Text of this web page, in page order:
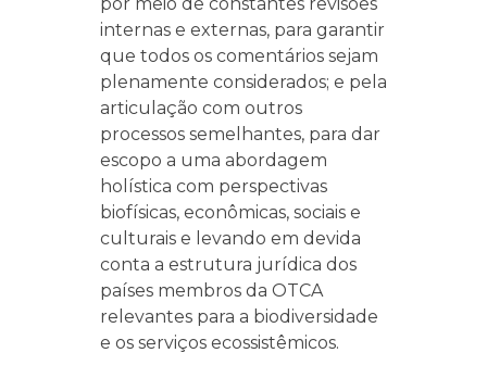
por meio de constantes revisões
internas e externas, para garantir
que todos os comentários sejam
plenamente considerados; e pela
articulação com outros
processos semelhantes, para dar
escopo a uma abordagem
holística com perspectivas
biofísicas, econômicas, sociais e
culturais e levando em devida
conta a estrutura jurídica dos
países membros da OTCA
relevantes para a biodiversidade
e os serviços ecossistêmicos.